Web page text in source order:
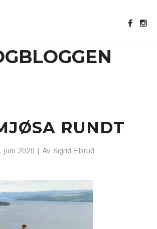
RUNDT
juni 2020 | Av Sigrid Elsrud